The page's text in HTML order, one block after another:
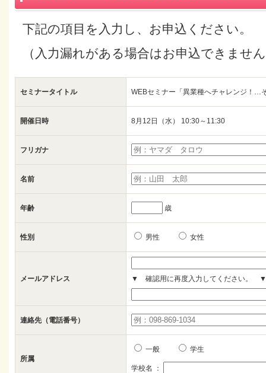
下記の項目を入力し、お申込ください。
（入力漏れがある場合はお申込できませ
セミナータイトル WEBセミナー「異業種へチャレンジ！…
開催日時 8月12日（水） 10:30～11:30
フリガナ
名前
年齢 歳
性別 男性 女性
メールアドレス ▼ 確認用に再度入力してください。 ▼
連絡先（電話番号）
所属
一般 学生
学校名 ：